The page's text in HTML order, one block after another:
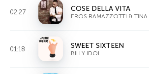
02:27 COSE DELLA VITA
EROS RAMAZZOTTI & TINA
01:18 SWEET SIXTEEN
BILLY IDOL